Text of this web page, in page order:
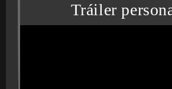
Tráiler